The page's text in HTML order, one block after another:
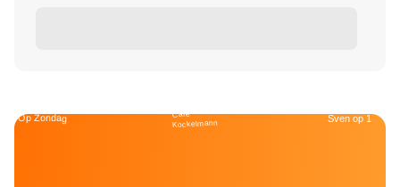
Op Zondag Café
Kockelmann Sven op 1